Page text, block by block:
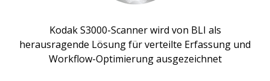
Kodak S3000-Scanner wird von BLI als
herausragende Lösung für verteilte Erfassung und
Workflow-Optimierung ausgezeichnet